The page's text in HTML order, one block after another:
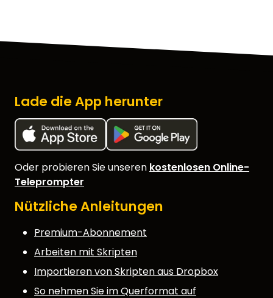
Lade die App herunter
Oder probieren Sie unseren kostenlosen Online-
Teleprompter
Nützliche Anleitungen
Premium-Abonnement
Arbeiten mit Skripten
Importieren von Skripten aus Dropbox
So nehmen Sie im Querformat auf